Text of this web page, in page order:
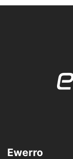
Ewerro